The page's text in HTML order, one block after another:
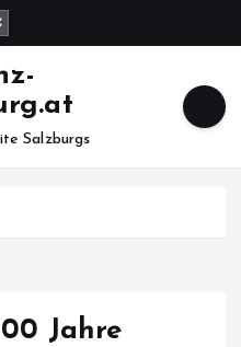
Salzburgs
Jahre